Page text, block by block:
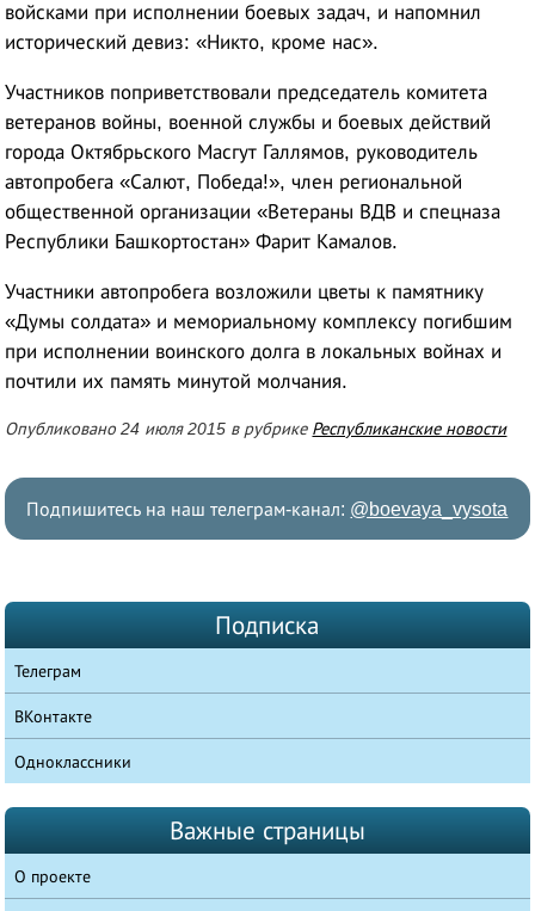
войсками при исполнении боевых задач, и напомнил
исторический девиз: «Никто, кроме нас».
Участников поприветствовали председатель комитета
ветеранов войны, военной службы и боевых действий
города Октябрьского Масгут Галлямов, руководитель
автопробега «Салют, Победа!», член региональной
общественной организации «Ветераны ВДВ и спецназа
Республики Башкортостан» Фарит Камалов.
Участники автопробега возложили цветы к памятнику
«Думы солдата» и мемориальному комплексу погибшим
при исполнении воинского долга в локальных войнах и
почтили их память минутой молчания.
Опубликовано 24 июля 2015 в рубрике Республиканские новости
Подпишитесь на наш телеграм-канал: @boevaya_vysota
Подписка
Телеграм
ВКонтакте
Одноклассники
Важные страницы
О проекте